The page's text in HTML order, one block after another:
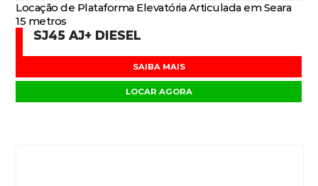
Locação de Plataforma Elevatória Articulada em Seara
15 metros
SJ45 AJ+ DIESEL
SAIBA MAIS
LOCAR AGORA